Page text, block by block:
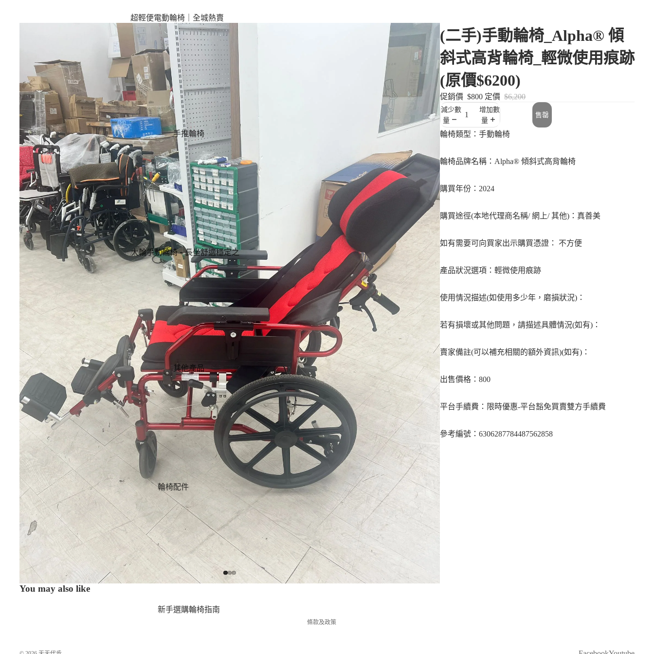
超輕便電動輪椅｜全城熱賣
多功能電動輪椅｜滿足個性化需
求
照顧者－電動後控輪椅
手推輪椅
大輪手動輪椅 - 長坐舒適穩定之
選
小輪手動輪椅 - 推行輕巧靈活
超輕量手動輪椅 - 輕過 11kg
經濟入門輪椅 - 實惠之選
其他產品
輪椅配件
柺杖
樂齡科技基金產
品
新手選購輪椅指南
(二手)手動輪椅_Alpha® 傾
斜式高背輪椅_輕微使用痕跡
(原價$6200)
促銷價 $800 定價 $6,200
減少數
量
增加數
量
售罄
輪椅類型： 手動輪椅
輪椅品牌名稱：Alpha® 傾斜式高背輪椅
購買年份：2024
購買途徑(本地代理商名稱/ 網上/ 其他)：真善美
如有需要可向買家出示購買憑證： 不方便
產品狀況選項： 輕微使用痕跡
使用情況描述(如使用多少年，磨損狀況)：
若有損壞或其他問題，請描述具體情況(如有)：
賣家備註(可以補充相關的額外資訊)(如有)：
出售價格：800
平台手續費：限時優惠-平台豁免買賣雙方手續費
參考編號： 6306287784487562858
You may also like
條款及政策
退款政策
服務條款